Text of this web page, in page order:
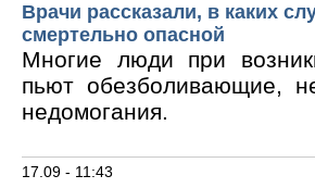
Врачи рассказали, в каких
смертельно опасной
Многие люди при
пьют обезболивающие,
недомогания.
17.09 - 11:43